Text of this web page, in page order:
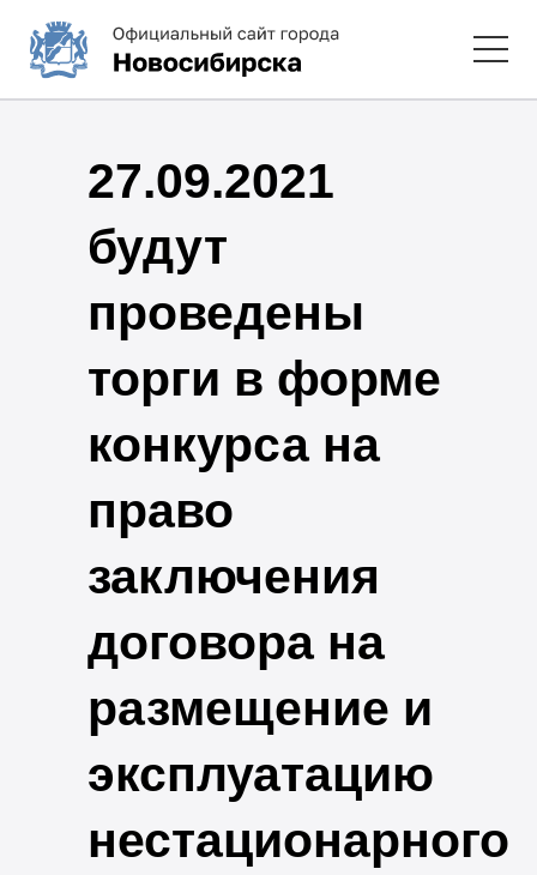
27.09.2021
будут
проведены
торги в форме
конкурса на
право
заключения
договора на
размещение и
эксплуатацию
нестационарного